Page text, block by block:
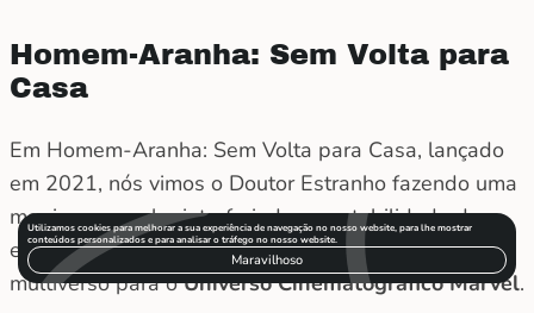
Homem-Aranha: Sem Volta para
Casa
Em Homem-Aranha: Sem Volta para Casa, lançado
em 2021, nós vimos o Doutor Estranho fazendo uma
magia que acaba interferindo na estabilidade do
espaço-tempo e apresenta, oficialmente, o
multiverso para oUniverso Cinematográfico Marvel.
Utilizamos cookies para melhorar a sua experiência de navegação no nosso website, para lhe mostrar
conteúdos personalizados e para analisar o tráfego no nosso website.
Maravilhoso